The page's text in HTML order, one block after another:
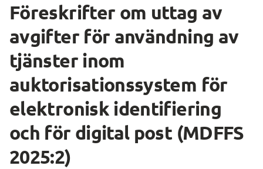
Föreskrifter om uttag av
avgifter för användning av
tjänster inom
auktorisationssystem för
elektronisk identifiering
och för digital post (MDFFS
2025:2)